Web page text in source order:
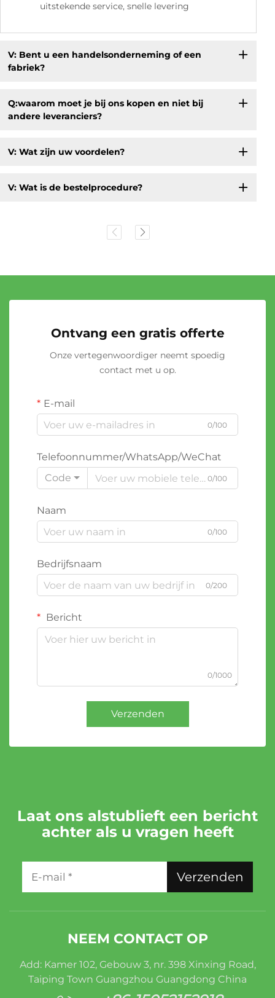
uitstekende service, snelle levering
V: Bent u een handelsonderneming of een
fabriek?
Q:waarom moet je bij ons kopen en niet bij
andere leveranciers?
V: Wat zijn uw voordelen?
V: Wat is de bestelprocedure?
Ontvang een gratis offerte
Onze vertegenwoordiger neemt spoedig
contact met u op.
E-mail
0/100
Telefoonnummer/WhatsApp/WeChat
Code
0/100
Naam
0/100
Bedrijfsnaam
0/200
Bericht
0/1000
Verzenden
Laat ons alstublieft een bericht
achter als u vragen heeft
Verzenden
NEEM CONTACT OP
Add: Kamer 102, Gebouw 3, nr. 398 Xinxing Road,
Taiping Town Guangzhou Guangdong China